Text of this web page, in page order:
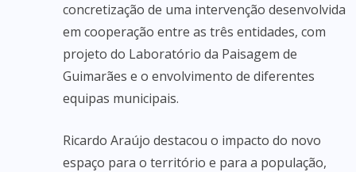
concretização de uma intervenção desenvolvida
em cooperação entre as três entidades, com
projeto do Laboratório da Paisagem de
Guimarães e o envolvimento de diferentes
equipas municipais.
Ricardo Araújo destacou o impacto do novo
espaço para o território e para a população,